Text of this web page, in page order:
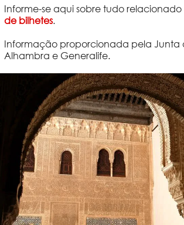
Informe-se aqui sobre tudo
de bilhetes.
Informação proporcionada pela Junta
Alhambra e Generalife.